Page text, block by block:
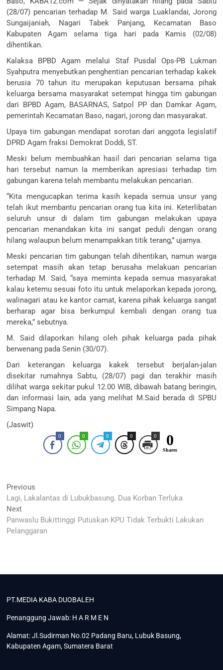
(28/07) pencarian terhadap M. Said warga Luaklandai, Jorong
Sungaijaniah, Nagari Tabek Panjang, Kecamatan Baso
Kabupaten Agam selama tiga hari pada Kamis (02/08)
dihentikan.
Kalaksa BPBD Agam melalui Staf Pusdal Ops-PB Lukman
Syahputra menyebutkan penghentian pencarian terhadap kakek
berusia 70 tahun itu merupakan keputusan bersama pihak
keluarga bersama masyarakat setempat hingga tim gabungan
dari BPBD Agam, BASARNAS, Satpol PP dan Damkar Agam,
pemerintah Kecamatan Baso, nagari, jorong dan masyarakat.
Upaya tim gabungan mendapat sorotan dari anggota legislatif
DPRD Agam fraksi Demokrat Doddi, ST.
Meski belum membuahkan hasil dari pencarian selama tiga
hari tersebut namun Ia memberikan apresiasi terhadap tim
gabungan karena telah membantu melakukan pencarian.
“Kita mengucapkan terima kasih kepada semua unsur yang
telah ikut membantu pencarian orang tua kita ini. Keterlibatan
seluruh unsur di dalam tim gabungan melakukan upaya
pencarian menandakan kita ini sangat peduli dengan orang
hilang walaupun belum menampakkan titik terang,” ujarnya.
Meski pencarian tim gabungan telah dihentikan, namun warga
setempat masih akan tetap berusaha melakuan pencarian
terhadap M. Said, “saya meminta kepada semua masyarakat
kalau ketemu sesuai foto itu untuk melaporkan kepada jorong,
walinagari atau ke kantor camat, karena pihak keluarga sangat
berharap agar bisa berkumpul kembali dengan orang tua
mereka,” sebutnya.
M. Said dilaporkan hilang oleh pihak keluarga pada pihak
berwenang pada Senin (30/07).
Dari keterangan keluarga kakek tersebut berjalan-jalan
disekitar rumahnya Sabtu, (28/07) pagi dan terakhir masih
dilihat warga sekitar pukul 12.00 WIB, dibawah batang beringin,
dan informasi lain, ada yang melihat M.Said berada di SPBU
Simpang Napa.
(Jaswit)
0 0 0 0 0 0
Shares
Navigasi
pos
Previous
post:
Lagi, Lakalantas di Lubukbasung. Dua Korban Terluka
NextNext
post:
Panwaslu Bukittinggi Putuskan KPU Tidak Terbukti Lakukan
Pelanggaran
PT.MEDIA KABA DUOBALEH
Penanggung Jawab: H A R M E N
Alamat: Jl.Sudirman No.02 Padang Baru, Lubuk Basung,
Kabupaten Agam, Sumatera Barat